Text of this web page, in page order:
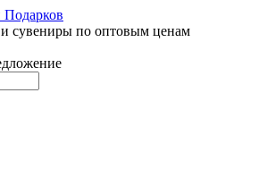
сувениры по оптовым ценам